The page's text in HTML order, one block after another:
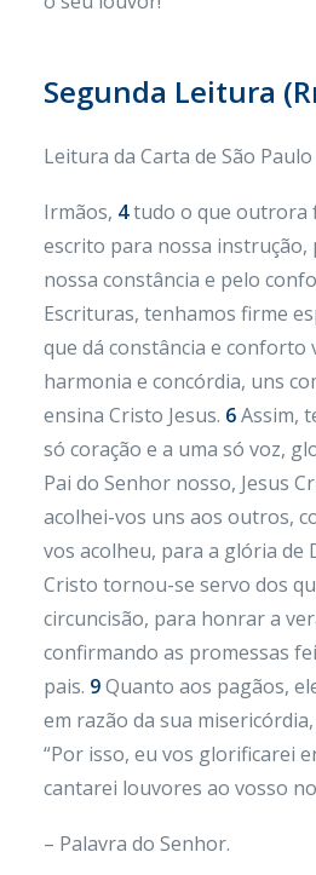
Segunda Leitura
Leitura da Carta de São
Irmãos, 4tudo o que outrora
escrito para nossa instrução,
nossa constância e pelo
Escrituras, tenhamos firme
que dá constância e conforto
harmonia e concórdia, uns
ensina Cristo Jesus. 6Assim,
só coração e a uma só voz,
Pai do Senhor nosso, Jesus
acolhei-vos uns aos outros,
vos acolheu, para a glória de
Cristo tornou-se servo dos
circuncisão, para honrar a
confirmando as promessas
pais. 9Quanto aos pagãos,
em razão da sua
“Por isso, eu vos glorificarei
cantarei louvores ao vosso
– Palavra do Senhor.